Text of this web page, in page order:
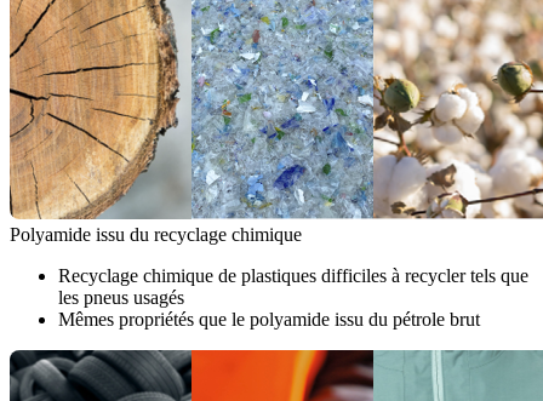
Polyamide issu du recyclage chimique
Recyclage chimique de plastiques difficiles à recycler tels que
les pneus usagés
Mêmes propriétés que le polyamide issu du pétrole brut